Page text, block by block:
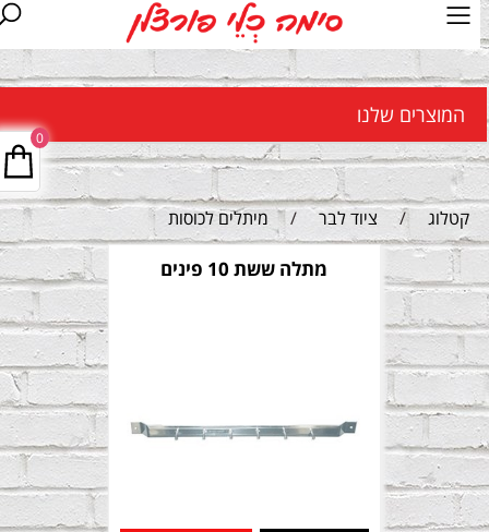
המוצרים שלנו
קטלוג / ציוד לבר / מיתלים לכוסות
0
מתלה ששת 10 פינים